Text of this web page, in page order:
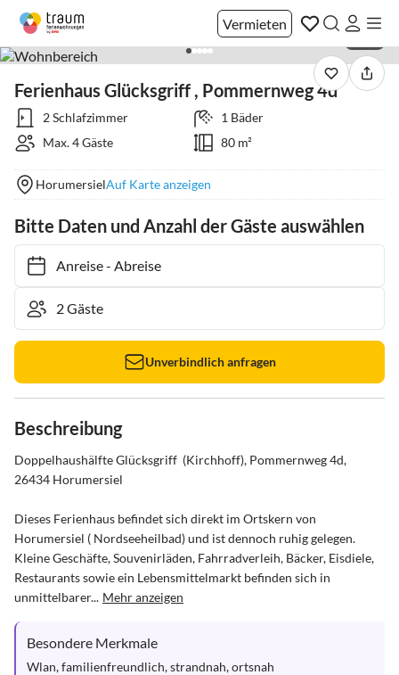
Vermieten
Ferienhaus Glücksgriff , Pommernweg 4d
2 Schlafzimmer
1 Bäder
Max. 4 Gäste
80 m²
HorumersielAuf Karte anzeigen
Bitte Daten und Anzahl der Gäste auswählen
Anreise- Abreise
Unverbindlich anfragen
Beschreibung
Doppelhaushälfte Glücksgriff  (Kirchhoff), Pommernweg 4d,
26434 Horumersiel
Dieses Ferienhaus befindet sich direkt im Ortskern von
Horumersiel ( Nordseeheilbad) und ist dennoch ruhig gelegen.
Kleine Geschäfte, Souvenirläden, Fahrradverleih, Bäcker, Eisdiele,
Restaurants sowie ein Lebensmittelmarkt befinden sich in
unmittelbarer... Mehr anzeigen
Besondere Merkmale
Wlan, familienfreundlich, strandnah, ortsnah